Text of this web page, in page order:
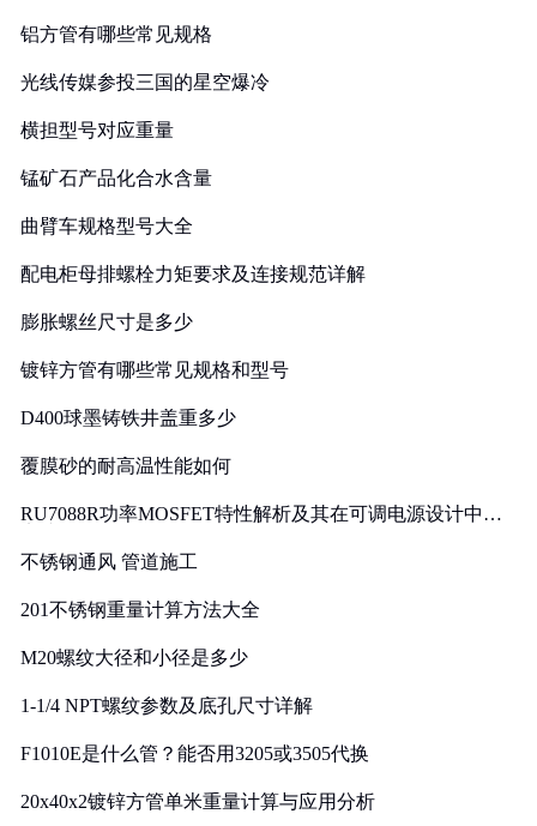
铝方管有哪些常见规格
光线传媒参投三国的星空爆冷
横担型号对应重量
锰矿石产品化合水含量
曲臂车规格型号大全
配电柜母排螺栓力矩要求及连接规范详解
膨胀螺丝尺寸是多少
镀锌方管有哪些常见规格和型号
D400球墨铸铁井盖重多少
覆膜砂的耐高温性能如何
RU7088R功率MOSFET特性解析及其在可调电源设计中的
不锈钢通风 管道施工
201不锈钢重量计算方法大全
M20螺纹大径和小径是多少
1-1/4 NPT螺纹参数及底孔尺寸详解
F1010E是什么管？能否用3205或3505代换
20x40x2镀锌方管单米重量计算与应用分析